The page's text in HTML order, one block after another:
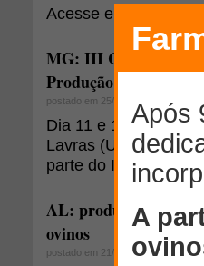
Acesse e veja a
MG: III Ciclo de
Produção"
postado em 25/03/2014
Dia 11 e 12 de abril
Lavras (UFLA).
parte do I Circuto
AL: produtores de
ovinos
postado em 21/02/2014